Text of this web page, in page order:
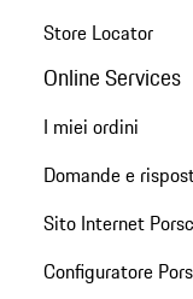
Store Locator
Online Services
I miei ordini
Domande e
Sito Internet
Configuratore